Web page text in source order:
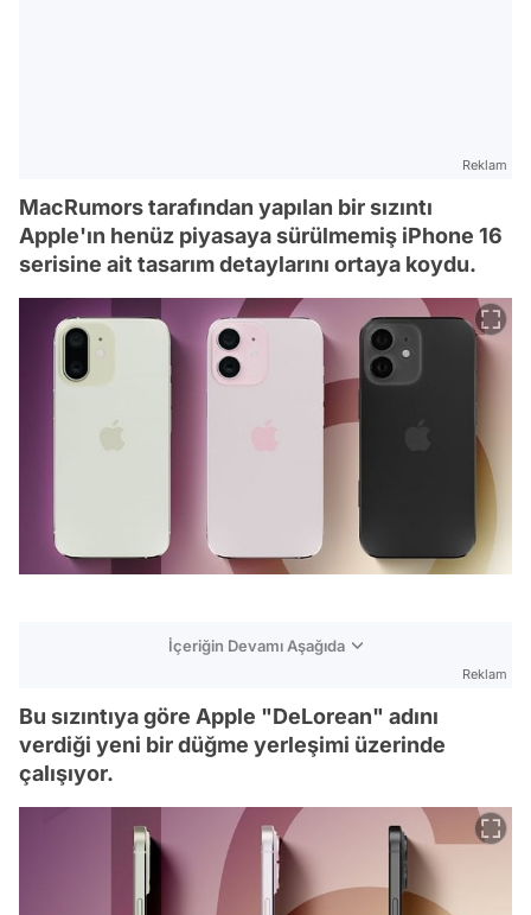
Reklam
MacRumors tarafından yapılan bir sızıntı
Apple'ın henüz piyasaya sürülmemiş iPhone 16
serisine ait tasarım detaylarını ortaya koydu.
İçeriğin Devamı Aşağıda
Reklam
Bu sızıntıya göre Apple "DeLorean" adını
verdiği yeni bir düğme yerleşimi üzerinde
çalışıyor.